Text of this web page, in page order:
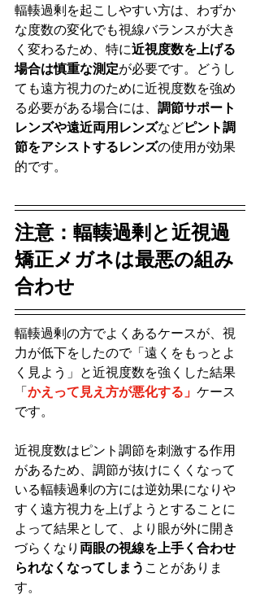
輻輳過剰を起こしやすい方は、わずか
な度数の変化でも視線バランスが大き
く変わるため、特に近視度数を上げる
場合は慎重な測定が必要です。どうし
ても遠方視力のために近視度数を強め
る必要がある場合には、 調節サポート
レンズや遠近両用レンズなどピント調
節をアシストするレンズの使用が効果
的です。
注意：輻輳過剰と近視過
矯正メガネは最悪の組み
合わせ
輻輳過剰の方でよくあるケースが、視
力が低下をしたので「遠くをもっとよ
く見よう」と近視度数を強くした結果
「かえって見え方が悪化する」 ケース
です。
近視度数はピント調節を刺激する作用
があるため、調節が抜けにくくなって
いる輻輳過剰の方には逆効果になりや
すく遠方視力を上げようとすることに
よって結果として、より眼が外に開き
づらくなり 両眼の視線を上手く合わせ
られなくなってしまう ことがありま
す。